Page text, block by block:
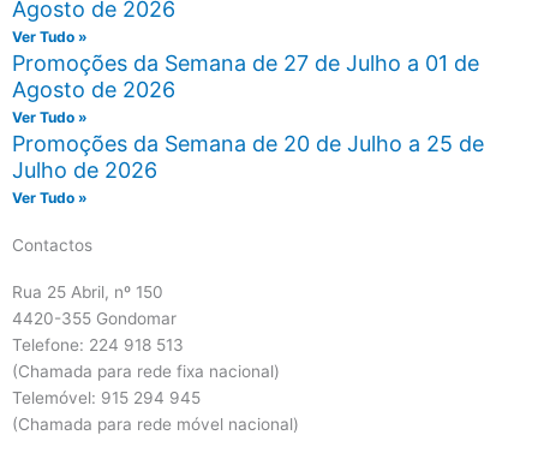
Agosto de 2026
Ver Tudo »
Promoções da Semana de 27 de Julho a 01 de
Agosto de 2026
Ver Tudo »
Promoções da Semana de 20 de Julho a 25 de
Julho de 2026
Ver Tudo »
Contactos
Rua 25 Abril, nº 150
4420-355 Gondomar
Telefone: 224 918 513
(Chamada para rede fixa nacional)
Telemóvel: 915 294 945
(Chamada para rede móvel nacional)